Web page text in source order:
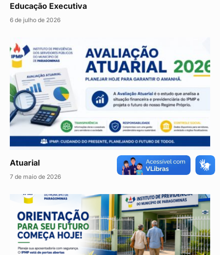
Educação Executiva
6 de julho de 2026
Atuarial
7 de maio de 2026